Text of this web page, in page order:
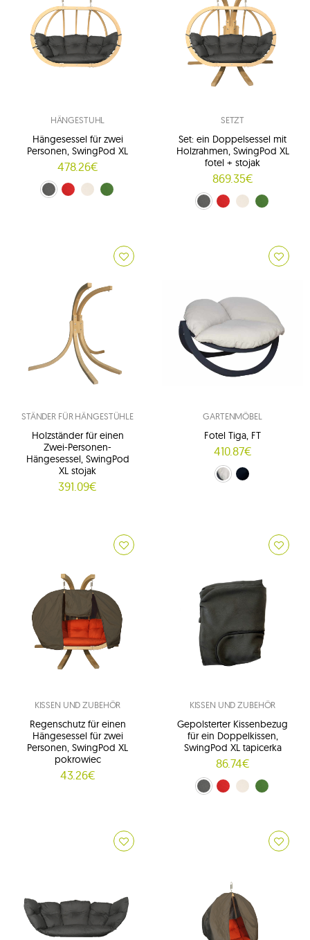
HÄNGESTUHL
Hängesessel für zwei
Personen, SwingPod XL
478.26€
grafitgrau (01)
Rot (02)Creme (03)zielony (04)
SETZT
Set: ein Doppelsessel mit
Holzrahmen, SwingPod XL
fotel + stojak
869.35€
grafitgrau (01)
Rot (02)Creme (03)Grün (04)
STÄNDER FÜR HÄNGESTÜHLE
Holzständer für einen
Zwei-Personen-
Hängesessel, SwingPod
XL stojak
391.09€
GARTENMÖBEL
Fotel Tiga, FT
410.87€
Creme (FT)
grafitgrau (FTS)
KISSEN UND ZUBEHÖR
Regenschutz für einen
Hängesessel für zwei
Personen, SwingPod XL
pokrowiec
43.26€
KISSEN UND ZUBEHÖR
Gepolsterter Kissenbezug
für ein Doppelkissen,
SwingPod XL tapicerka
86.74€
grafitgrau (01)
Rot (02)Creme (03)zielony (04)